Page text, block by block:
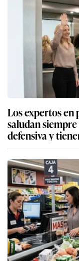
Los expertos en
saludan
defensiva y